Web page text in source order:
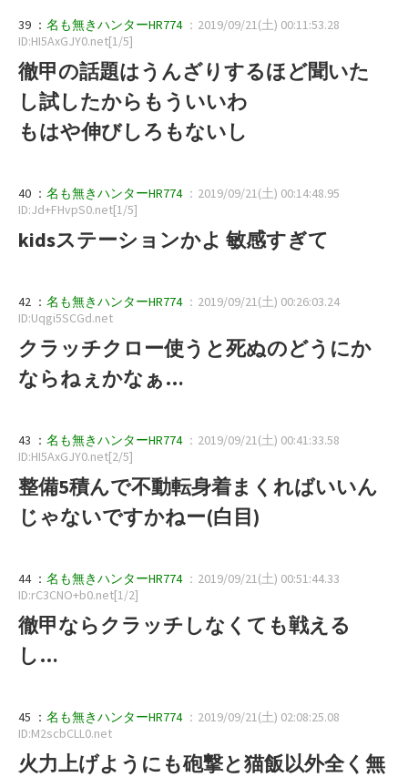
39 ： 名も無きハンターHR774 ：2019/09/21(土) 00:11:53.28
ID:HI5AxGJY0.net[1/5]
徹甲の話題はうんざりするほど聞いた
し試したからもういいわ
もはや伸びしろもないし
40 ： 名も無きハンターHR774 ：2019/09/21(土) 00:14:48.95
ID:Jd+FHvpS0.net[1/5]
kidsステーションかよ 敏感すぎて
42 ： 名も無きハンターHR774 ：2019/09/21(土) 00:26:03.24
ID:Uqgi5SCGd.net
クラッチクロー使うと死ぬのどうにか
ならねぇかなぁ…
43 ： 名も無きハンターHR774 ：2019/09/21(土) 00:41:33.58
ID:HI5AxGJY0.net[2/5]
整備5積んで不動転身着まくればいいん
じゃないですかねー(白目)
44 ： 名も無きハンターHR774 ：2019/09/21(土) 00:51:44.33
ID:rC3CNO+b0.net[1/2]
徹甲ならクラッチしなくても戦える
し…
45 ： 名も無きハンターHR774 ：2019/09/21(土) 02:08:25.08
ID:M2scbCLL0.net
火力上げようにも砲撃と猫飯以外全く無